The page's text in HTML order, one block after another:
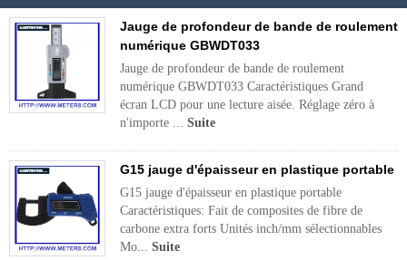
Jauge de profondeur de bande de roulement
numérique GBWDT033
Jauge de profondeur de bande de roulement
numérique GBWDT033 Caractéristiques Grand
écran LCD pour une lecture aisée. Réglage zéro à
n'importe ... Suite
G15 jauge d'épaisseur en plastique portable
G15 jauge d'épaisseur en plastique portable
Caractéristiques: Fait de composites de fibre de
carbone extra forts Unités inch/mm sélectionnables
Mo... Suite